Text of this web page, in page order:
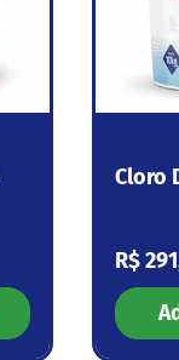
Cloro
Preço
R$